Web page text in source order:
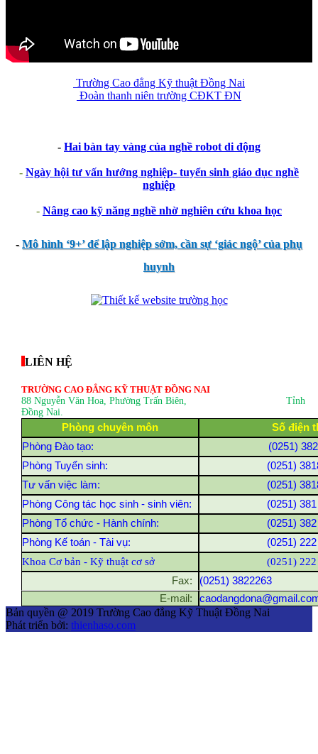
Trường Cao đẳng Kỹ thuật Đồng Nai
Đoàn thanh niên trường CĐKT ĐN
- Hai bàn tay vàng của nghề robot di động
- Ngày hội tư vấn hướng nghiệp- tuyển sinh giáo dục nghề
nghiệp
- Nâng cao kỹ năng nghề nhờ nghiên cứu khoa học
-Mô hình ‘9+’ để lập nghiệp sớm, cần sự ‘giác ngộ’ của phụ
huynh
LIÊN HỆ
TRƯỜNG CAO ĐẲNG KỸ THUẬT ĐỒNG NAI
88 Nguyễn Văn Hoa, Phường Trấn Biên , Tỉnh
Đồng Nai.
Phòng chuyên môn
Số điện
Phòng Đào tạo:
(0251)
Phòng Tuyển sinh:
(0251)
Tư vấn việc làm:
(0251)
Phòng Công tác học sinh - sinh viên:
(0251)
Phòng Tổ chức - Hành chính:
(0251)
Phòng Kế toán - Tài vụ:
(0251)
Khoa Cơ bản - Kỹ thuật cơ sở
(0251)
Fax:
(0251) 3822263
E-mail:
Bản quyền @ 2019 Trường Cao đẳng Kỹ Thuật Đồng Nai
Phát triển bởi: thienhaso.com